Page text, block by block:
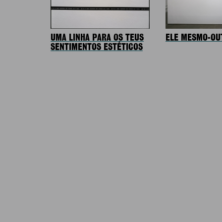
UMA LINHA PARA OS TEUS
SENTIMENTOS ESTÉTICOS
ELE MESMO-